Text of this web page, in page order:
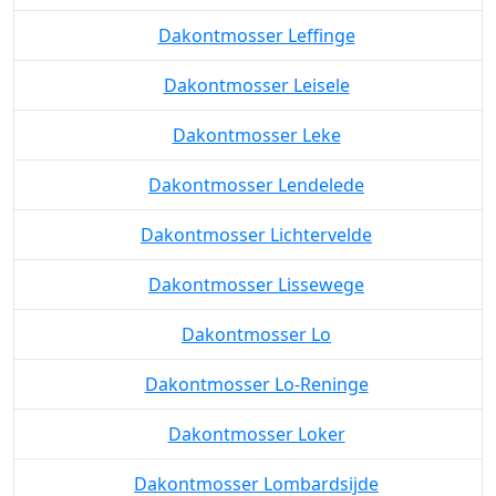
Dakontmosser Leffinge
Dakontmosser Leisele
Dakontmosser Leke
Dakontmosser Lendelede
Dakontmosser Lichtervelde
Dakontmosser Lissewege
Dakontmosser Lo
Dakontmosser Lo-Reninge
Dakontmosser Loker
Dakontmosser Lombardsijde